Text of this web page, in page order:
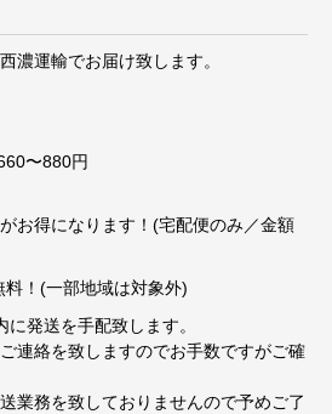
濃運輸でお届け致します。
〜880円
お得になります！(宅配便のみ／金額
！(一部地域は対象外)
発送を手配致します。
連絡を致しますのでお手数ですがご確
業務を致しておりませんので予めご了